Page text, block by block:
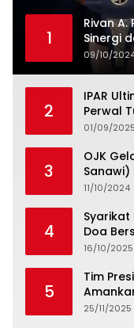
1
Rivan
Sinergi
Serikat
09/10/
2
IPAR
Perwal
5 Hari
01/09/2025
3
OJK
Sanawi)
11/10/2024
4
Doa
Syarikat
16/10/2025
5
Tim
Tawuran
25/11/2025